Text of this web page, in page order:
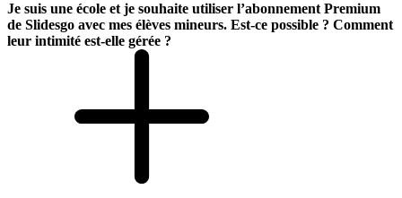
Je suis une école et je souhaite utiliser l’abonnement Premium
de Slidesgo avec mes élèves mineurs. Est-ce possible ? Comment
leur intimité est-elle gérée ?